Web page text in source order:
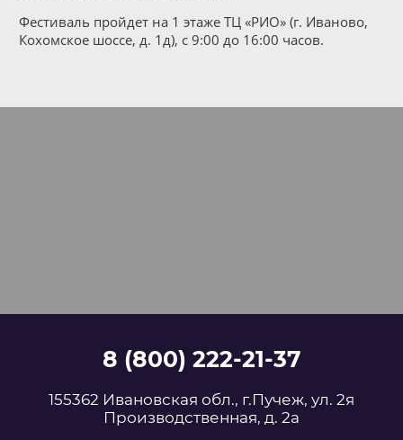
Фестиваль пройдет на 1 этаже ТЦ «РИО» (г. Иваново,
Кохомское шоссе, д. 1д), с 9:00 до 16:00 часов.
8 (800) 222-21-37
155362 Ивановская обл., г.Пучеж, ул. 2я
Производственная, д. 2а